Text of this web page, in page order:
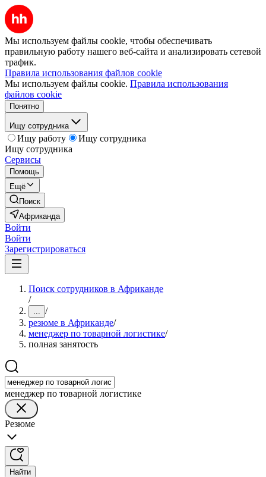
Мы используем файлы cookie, чтобы обеспечивать
правильную работу нашего веб-сайта и анализировать сетевой
трафик.
Правила использования файлов cookie
Мы используем файлы cookie. Правила использования
файлов cookie
Понятно
Ищу сотрудника
Ищу работу
Ищу сотрудника
Ищу сотрудника
Сервисы
Помощь
Ещё
Поиск
Африканда
Войти
Войти
Зарегистрироваться
Поиск сотрудников в Африканде
/
... /
резюме в Африканде/
менеджер по товарной логистике/
полная занятость
менеджер по товарной логистике
Резюме
Найти